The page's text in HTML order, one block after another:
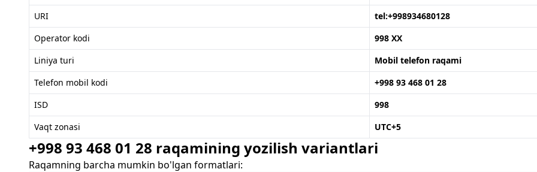
URI
tel:+998934680128
Operator kodi
998 XX
Liniya turi
Mobil telefon raqami
Telefon mobil kodi
+998 93 468 01 28
ISD
998
Vaqt zonasi
UTC+5
+998 93 468 01 28 raqamining yozilish variantlari
Raqamning barcha mumkin bo'lgan formatlari: